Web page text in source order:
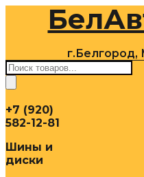
содержимому
Поиск
товаров
+7 (920)
582-12-81
Шины и
диски